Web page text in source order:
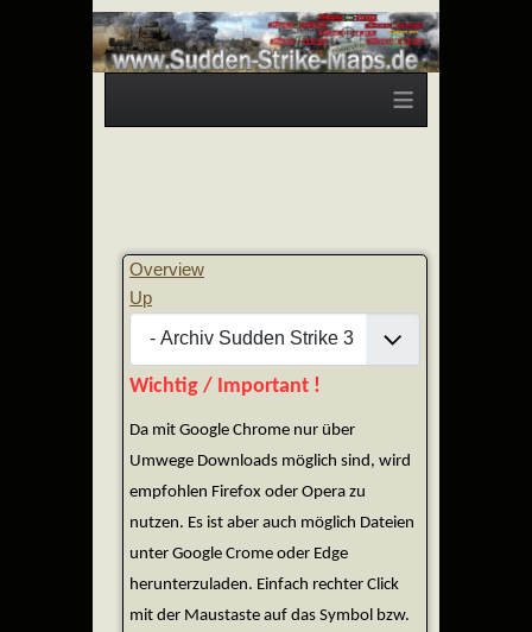
≡
Overview
Up
Wichtig / Important !
Da mit Google Chrome nur über
Umwege Downloads möglich sind, wird
empfohlen Firefox oder Opera zu
nutzen. Es ist aber auch möglich Dateien
unter Google Crome oder Edge
herunterzuladen. Einfach rechter Click
mit der Maustaste auf das Symbol bzw.